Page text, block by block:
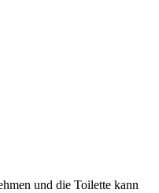
und die Toilette kann